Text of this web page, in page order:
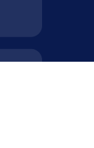
saygı ve